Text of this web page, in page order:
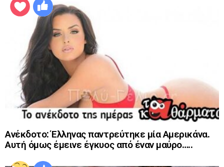
Ανέκδοτο: Έλληνας παντρεύτηκε μία Αμερικάνα.
Αυτή όμως έμεινε έγκυος από έναν μαύρο…..